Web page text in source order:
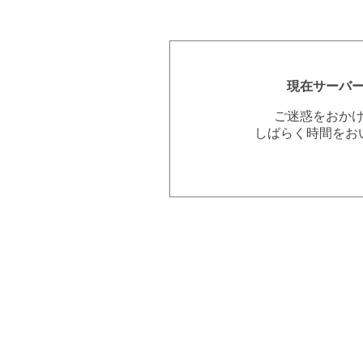
現在サーバ
ご迷惑をおか
しばらく時間を